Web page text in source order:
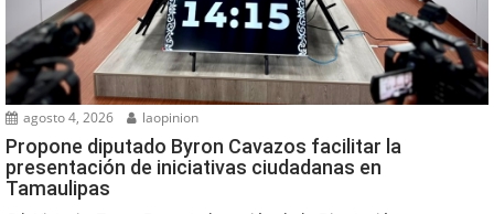
agosto 4, 2026 laopinion
Propone diputado Byron Cavazos facilitar la
presentación de iniciativas ciudadanas en
Tamaulipas